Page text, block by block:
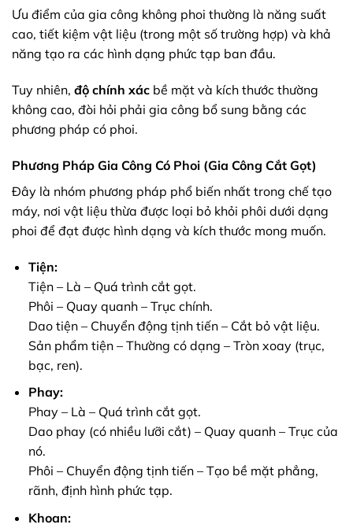
Ưu điểm của gia công không phoi thường là năng suất
cao, tiết kiệm vật liệu (trong một số trường hợp) và khả
năng tạo ra các hình dạng phức tạp ban đầu.
Tuy nhiên, độ chính xác bề mặt và kích thước thường
không cao, đòi hỏi phải gia công bổ sung bằng các
phương pháp có phoi.
Phương Pháp Gia Công Có Phoi (Gia Công Cắt Gọt)
Đây là nhóm phương pháp phổ biến nhất trong chế tạo
máy, nơi vật liệu thừa được loại bỏ khỏi phôi dưới dạng
phoi để đạt được hình dạng và kích thước mong muốn.
Tiện:
Tiện – Là – Quá trình cắt gọt.
Phôi – Quay quanh – Trục chính.
Dao tiện – Chuyển động tịnh tiến – Cắt bỏ vật liệu.
Sản phẩm tiện – Thường có dạng – Tròn xoay (trục,
bạc, ren).
Phay:
Phay – Là – Quá trình cắt gọt.
Dao phay (có nhiều lưỡi cắt) – Quay quanh – Trục của
nó.
Phôi – Chuyển động tịnh tiến – Tạo bề mặt phẳng,
rãnh, định hình phức tạp.
Khoan: